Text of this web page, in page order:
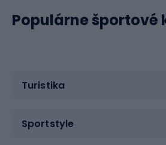
Populárne športové
Turistika
Sportstyle